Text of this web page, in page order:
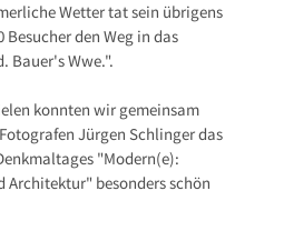
Wetter tat sein übrigens
Besucher den Weg in das
Bauer's Wwe.".
konnten wir gemeinsam
Jürgen Schlinger das
"Modern(e):
Architektur" besonders schön